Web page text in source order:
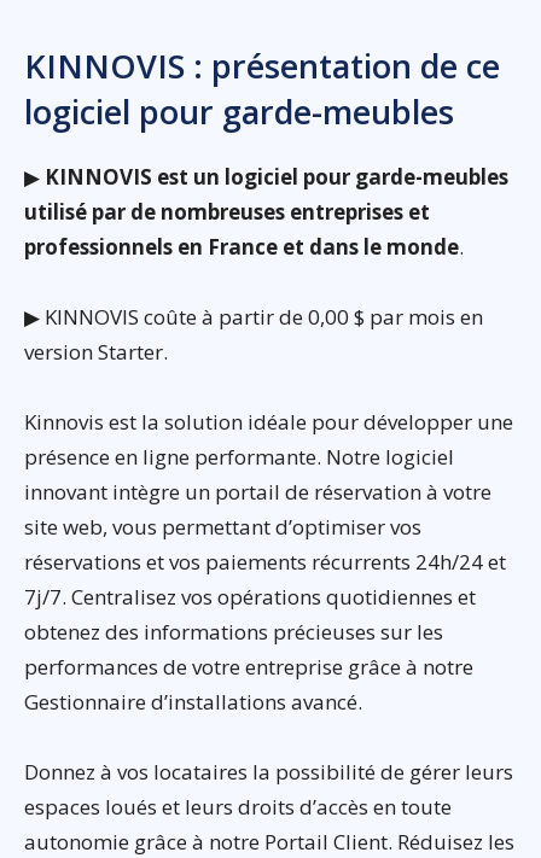
KINNOVIS : présentation de ce
logiciel pour garde-meubles
▶ KINNOVIS est un logiciel pour garde-meubles
utilisé par de nombreuses entreprises et
professionnels en France et dans le monde.
▶ KINNOVIS coûte à partir de 0,00 $ par mois en
version Starter.
Kinnovis est la solution idéale pour développer une
présence en ligne performante. Notre logiciel
innovant intègre un portail de réservation à votre
site web, vous permettant d’optimiser vos
réservations et vos paiements récurrents 24h/24 et
7j/7. Centralisez vos opérations quotidiennes et
obtenez des informations précieuses sur les
performances de votre entreprise grâce à notre
Gestionnaire d’installations avancé.
Donnez à vos locataires la possibilité de gérer leurs
espaces loués et leurs droits d’accès en toute
autonomie grâce à notre Portail Client. Réduisez les